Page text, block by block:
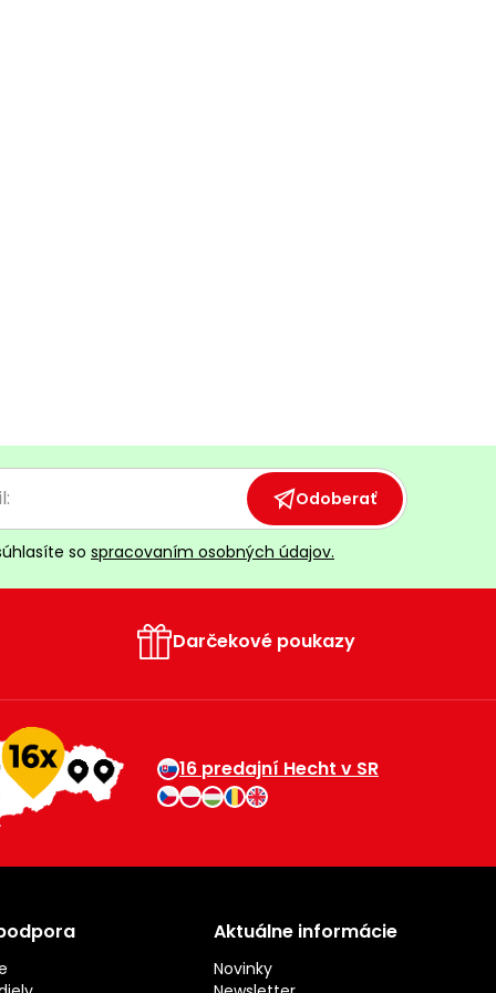
Odoberať
so spracovaním osobných údajov.
Darčekové poukazy
16 predajní Hecht v SR
Aktuálne informácie
Novinky